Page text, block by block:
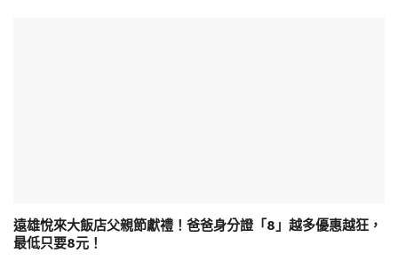
遠雄悅來大飯店父親節獻禮！爸爸身分證「8」越多優惠越狂，
最低只要8元！